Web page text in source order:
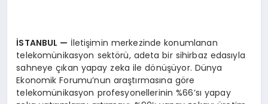
İSTANBUL — İletişimin merkezinde konumlanan
telekomünikasyon sektörü, adeta bir sihirbaz edasıyla
sahneye çıkan yapay zeka ile dönüşüyor. Dünya
Ekonomik Forumu’nun araştırmasına göre
telekomünikasyon profesyonellerinin %66’sı yapay